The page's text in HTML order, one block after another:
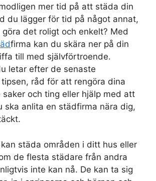
mer tid på att städa din
du lägger för tid på något annat,
det roligt och enkelt? Med
firma kan du skära ner på din
till med självförtroende.
letar efter de senaste
råd för att rengöra dina
saker och ting eller hjälp med att
ska anlita en städfirma nära dig,
städa områden i ditt hus eller
de flesta städare från andra
inte kan nå. De kan ta sig